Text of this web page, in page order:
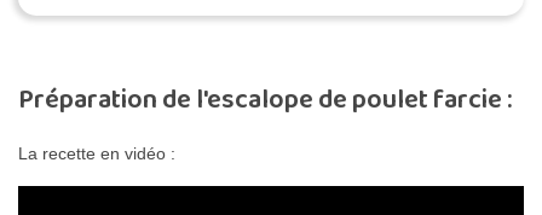
Préparation de l'escalope de poulet farcie :
La recette en vidéo :